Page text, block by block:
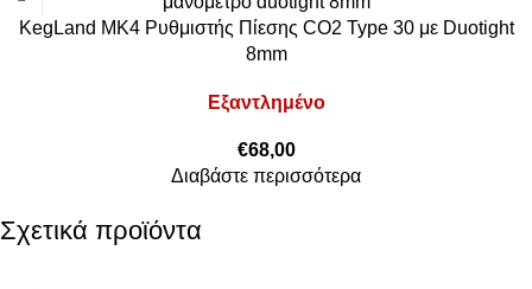
KegLand MK4 Ρυθμιστής Πίεσης CO2 Type 30 με Duotight
8mm
Εξαντλημένο
€68,00
Διαβάστε περισσότερα
Σχετικά προϊόντα